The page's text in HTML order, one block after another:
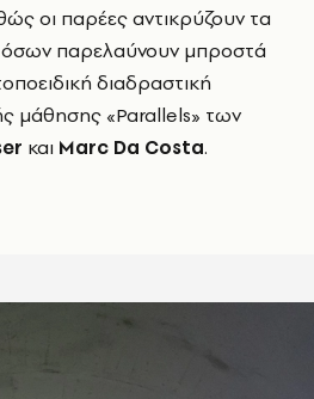
οι παρέες αντικρύζουν τα
όσων παρελαύνουν μπροστά
διαδραστική
μάθησης «Parallels» των
και Marc Da Costa.